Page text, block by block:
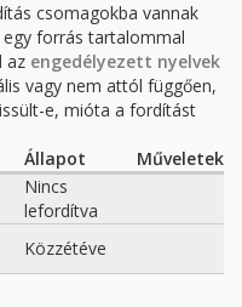
csomagokba vannak
forrás tartalommal
az engedélyezett nyelvek
vagy nem attól függően,
e, mióta a fordítást
Állapot
Műveletek
Nincs
lefordítva
Közzétéve